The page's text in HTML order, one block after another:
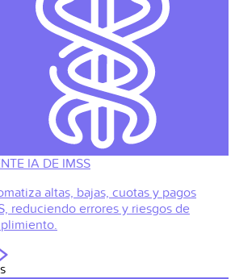
IA DE IMSS
altas, bajas, cuotas y pagos
reduciendo errores y riesgos de